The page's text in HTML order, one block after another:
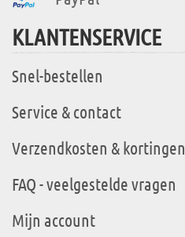
KLANTENSERVICE
Snel-bestellen
Service & contact
Verzendkosten & kortingen
FAQ - veelgestelde vragen
Mijn account